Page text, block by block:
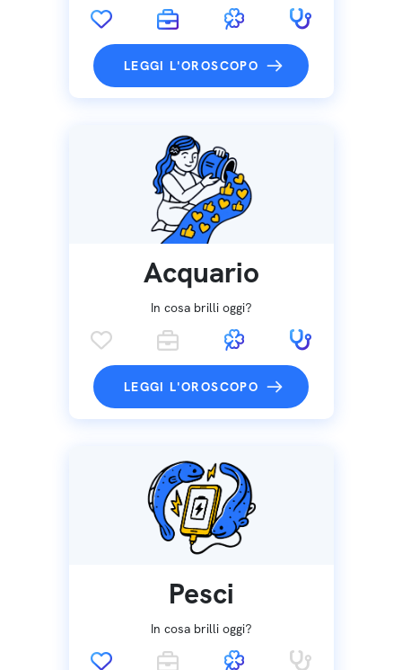
LEGGI L'OROSCOPO
Acquario
In cosa brilli oggi?
LEGGI L'OROSCOPO
Pesci
In cosa brilli oggi?